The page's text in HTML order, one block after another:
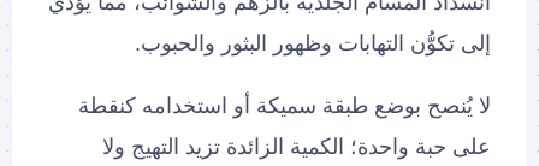
إلى تكوُّن التهابات وظهور البثور والحبوب.
لا يُنصح بوضع طبقة سميكة أو استخدامه كنقطة
على حبة واحدة؛ الكمية الزائدة تزيد التهيج ولا